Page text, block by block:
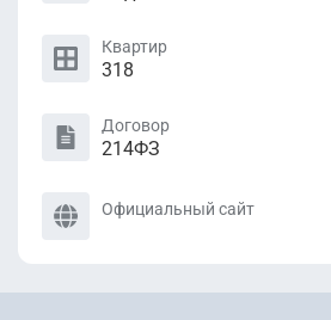
Квартир
318
Договор
214ФЗ
Официальный сайт